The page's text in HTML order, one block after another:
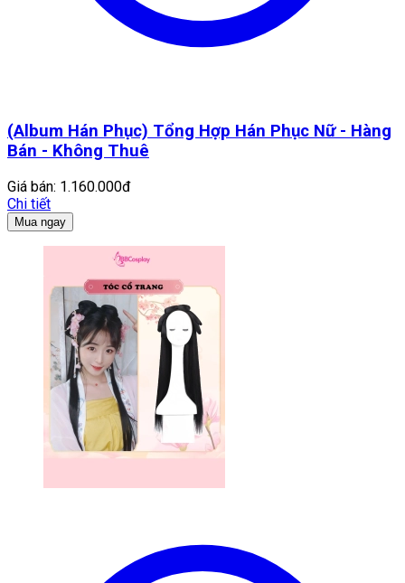
(Album Hán Phục) Tổng Hợp Hán Phục Nữ - Hàng
Bán - Không Thuê
Giá bán: 1.160.000đ
Chi tiết
Mua ngay